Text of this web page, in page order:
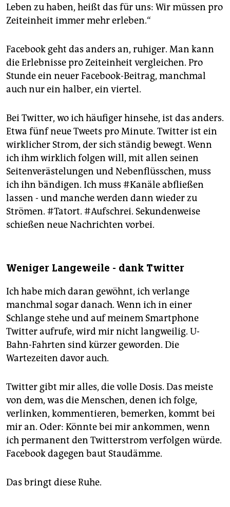
Leben zu haben, heißt das für uns: Wir müssen pro
Zeiteinheit immer mehr erleben.“
Facebook geht das anders an, ruhiger. Man kann
die Erlebnisse pro Zeiteinheit vergleichen. Pro
Stunde ein neuer Facebook-Beitrag, manchmal
auch nur ein halber, ein viertel.
Bei Twitter, wo ich häufiger hinsehe, ist das anders.
Etwa fünf neue Tweets pro Minute. Twitter ist ein
wirklicher Strom, der sich ständig bewegt. Wenn
ich ihm wirklich folgen will, mit allen seinen
Seitenverästelungen und Nebenflüsschen, muss
ich ihn bändigen. Ich muss #Kanäle abfließen
lassen - und manche werden dann wieder zu
Strömen. #Tatort. #Aufschrei. Sekundenweise
schießen neue Nachrichten vorbei.
Weniger Langeweile - dank Twitter
Ich habe mich daran gewöhnt, ich verlange
manchmal sogar danach. Wenn ich in einer
Schlange stehe und auf meinem Smartphone
Twitter aufrufe, wird mir nicht langweilig. U-
Bahn-Fahrten sind kürzer geworden. Die
Wartezeiten davor auch.
Twitter gibt mir alles, die volle Dosis. Das meiste
von dem, was die Menschen, denen ich folge,
verlinken, kommentieren, bemerken, kommt bei
mir an. Oder: Könnte bei mir ankommen, wenn
ich permanent den Twitterstrom verfolgen würde.
Facebook dagegen baut Staudämme.
Das bringt diese Ruhe.